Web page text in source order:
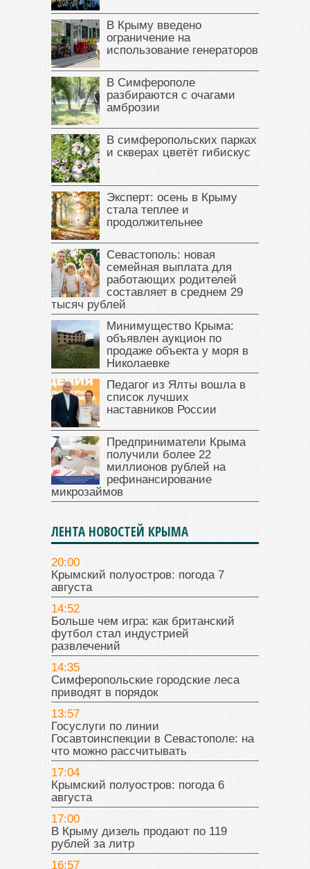
В Крыму введено
ограничение на
использование генераторов
В Симферополе
разбираются с очагами
амброзии
В симферопольских парках
и скверах цветёт гибискус
Эксперт: осень в Крыму
стала теплее и
продолжительнее
Севастополь: новая
семейная выплата для
работающих родителей
составляет в среднем 29
тысяч рублей
Минимущество Крыма:
объявлен аукцион по
продаже объекта у моря в
Николаевке
Педагог из Ялты вошла в
список лучших
наставников России
Предприниматели Крыма
получили более 22
миллионов рублей на
рефинансирование
микрозаймов
ЛЕНТА НОВОСТЕЙ КРЫМА
20:00
Крымский полуостров: погода 7
августа
14:52
Больше чем игра: как британский
футбол стал индустрией
развлечений
14:35
Симферопольские городские леса
приводят в порядок
13:57
Госуслуги по линии
Госавтоинспекции в Севастополе: на
что можно рассчитывать
17:04
Крымский полуостров: погода 6
августа
17:00
В Крыму дизель продают по 119
рублей за литр
16:57